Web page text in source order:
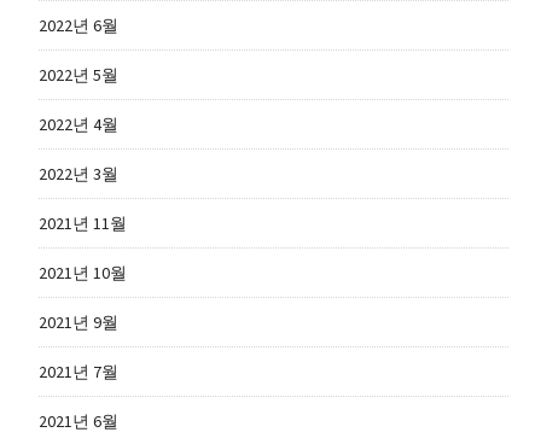
2022년 6월
2022년 5월
2022년 4월
2022년 3월
2021년 11월
2021년 10월
2021년 9월
2021년 7월
2021년 6월